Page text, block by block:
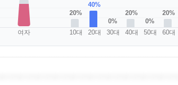
여자
20%
10대
40%
20대
0%
30대
20%
40대
0%
50대
20%
60대